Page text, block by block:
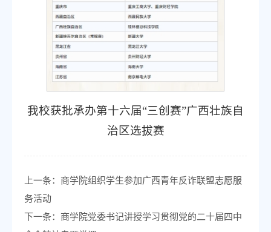
我校获批承办第十六届“三创赛”广西壮族自
治区选拔赛
上一条： 商学院组织学生参加广西青年反诈联盟志愿服
务活动
下一条： 商学院党委书记讲授学习贯彻党的二十届四中